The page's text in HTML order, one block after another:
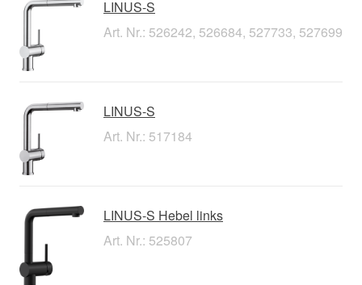
LINUS-S
Art. Nr.: 526242, 526684, 527733, 527699
LINUS-S
Art. Nr.: 517184
LINUS-S Hebel links
Art. Nr.: 525807